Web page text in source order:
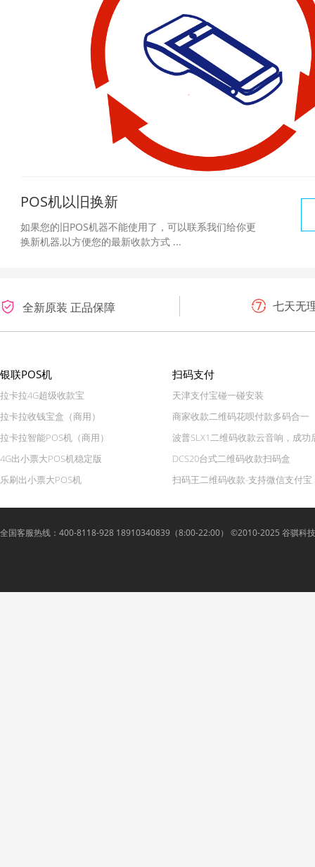
POS机以旧换新
如果您的旧POS机器不能使用了，可以联系我们给你更
换新机器,以方便您的最新收款方式 ...
全新原装 正品保障 七天无
银联POS机
拉卡拉4G超级收款宝
拉卡拉收钱宝盒（商用）
拉卡拉智能POS机（商用）
4G出小票大POS机稳定版
乐刷出小票大POS机
扫码支付
天津支付宝碰一碰安装
商家收款二维码花呗付款多码合一
波普SLX1二维码收款云音响，成功
DCS20台式二维码收款扫码盒
扫码王二维码收款-支持微信支付宝
全国客服热线：400-8118-928 18910340839（8:00-22:00） ©2010-2025 谷骐科